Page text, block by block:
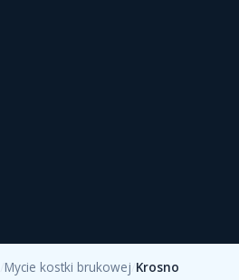
Mycie kostki brukowej Krosno